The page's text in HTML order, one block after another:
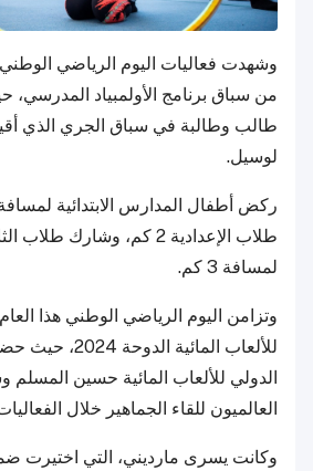
وشهدت فعاليات اليوم الرياضي الوطني
طالب وطالبة في سباق الجري الذي
لوسيل.
طلاب الإعدادية 2 كم، وشارك
لمسافة 3 كم.
وتزامن اليوم الرياضي الوطني هذا
للألعاب المائية
الدولي للألعاب المائية حسين المسلم
العالميون للقاء الجماهير خلال
وكانت يسرى مارديني، التي اختيرت